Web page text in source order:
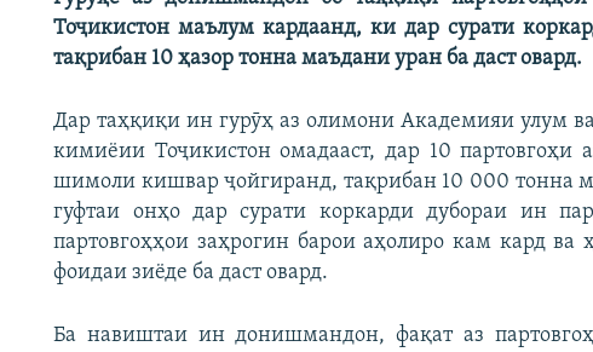
Тоҷикистон маълум кардаанд, ки дар сурати
тақрибан 10 ҳазор тонна маъдани уран ба даст овард.
Дар таҳқиқи ин гурӯҳ аз олимони Академияи улум
кимиёии Тоҷикистон омадааст, дар 10 партовгоҳи
шимоли кишвар ҷойгиранд, тақрибан 10 000 тонна
гуфтаи онҳо дар сурати коркарди дубораи ин
партовгоҳҳои заҳрогин барои аҳолиро кам кард
фоидаи зиёде ба даст овард.
Ба навиштаи ин донишмандон, фақат аз